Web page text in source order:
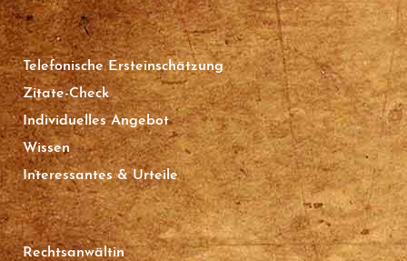
Telefonische Ersteinschätzung
Zitate-Check
Individuelles Angebot
Wissen
Interessantes & Urteile
Rechtsanwältin